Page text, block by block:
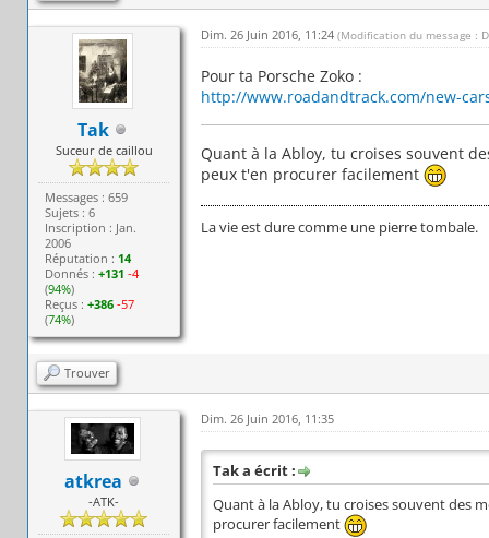
Tak
Suceur de caillou
Messages : 659
Sujets : 6
Inscription : Jan.
2006
Réputation : 14
Donnés :+131 -4
(94%)
Reçus :+386 -57
(74%)
Dim. 26 Juin 2016, 11:24 (Modification du message :
Pour ta Porsche Zoko :
http://www.roadandtrack.com/new-
Quant à la Abloy, tu croises souvent
peux t'en procurer facilement
La vie est dure comme une pierre tombale.
Trouver
atkrea
-ATK-
Dim. 26 Juin 2016, 11:35
Tak a écrit :
Quant à la Abloy, tu croises souvent des
procurer facilement